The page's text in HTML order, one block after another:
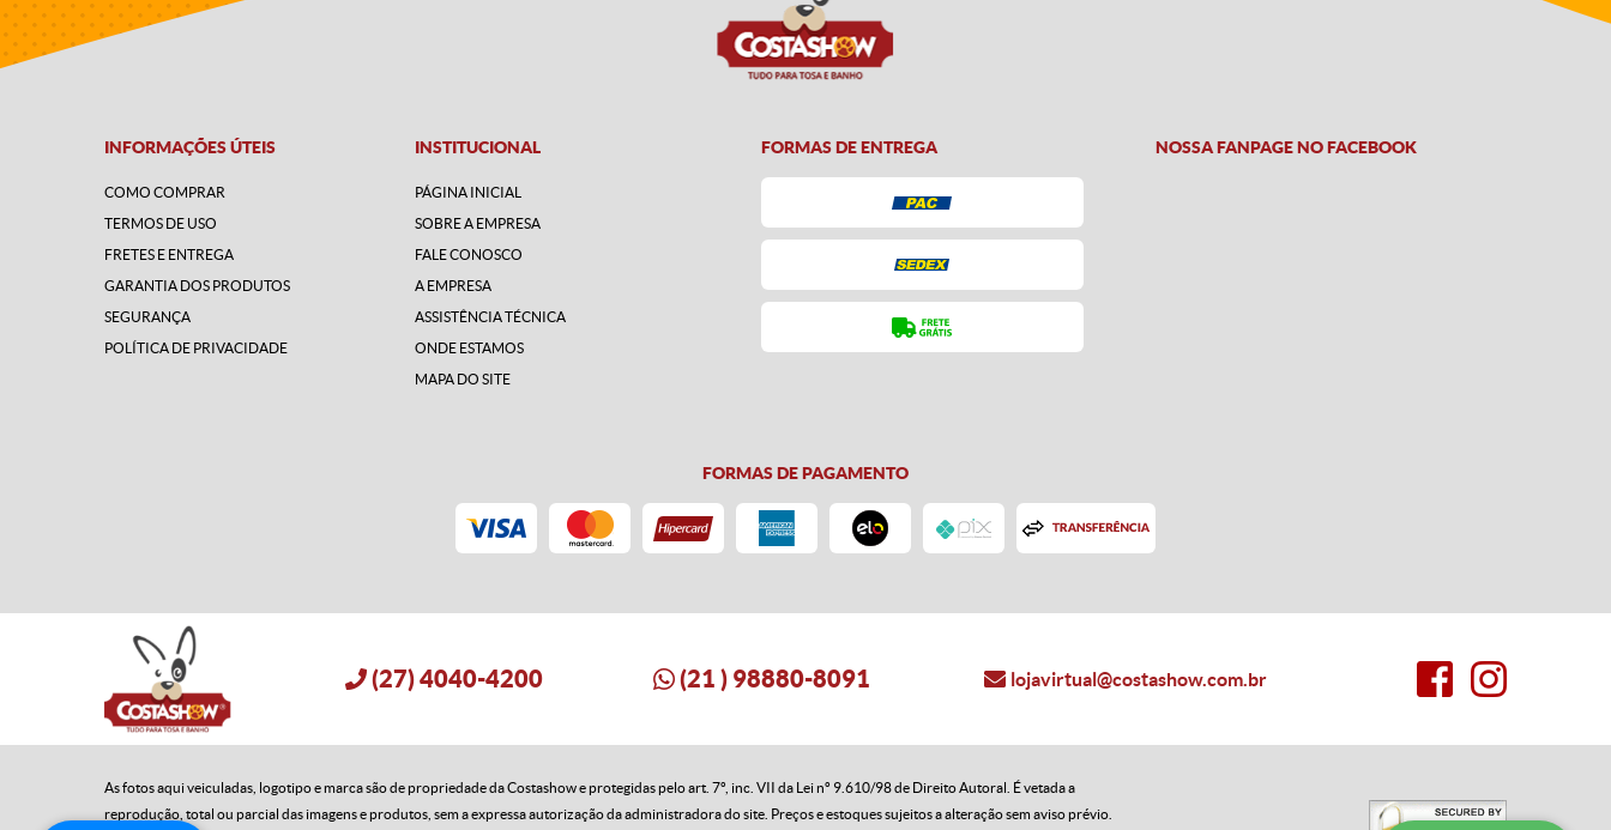
INFORMAÇÕES ÚTEIS
COMO COMPRAR
TERMOS DE USO
FRETES E ENTREGA
GARANTIA DOS PRODUTOS
SEGURANÇA
POLÍTICA DE PRIVACIDADE
INSTITUCIONAL
PÁGINA INICIAL
SOBRE A EMPRESA
FALE CONOSCO
A EMPRESA
ASSISTÊNCIA TÉCNICA
ONDE ESTAMOS
MAPA DO SITE
FORMAS DE ENTREGA NOSSA FANPAGE NO FACEBOOK
FORMAS DE PAGAMENTO
(27) 4040-4200 (21 ) 98880-8091 lojavirtual@costashow.com.br
As fotos aqui veiculadas, logotipo e marca são de propriedade da Costashow e protegidas pelo art. 7º, inc. VII da Lei nº 9.610/98 de Direito Autoral. É vetada a
reprodução, total ou parcial das imagens e produtos, sem a expressa autorização da administradora do site. Preços e estoques sujeitos a alteração sem aviso prévio.